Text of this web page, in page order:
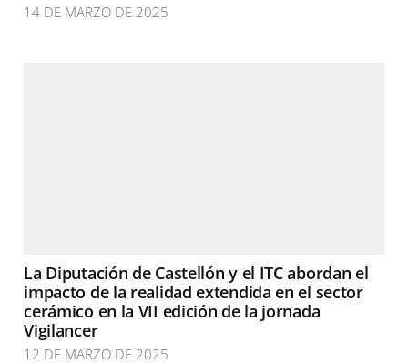
14 DE MARZO DE 2025
La Diputación de Castellón y el ITC abordan el
impacto de la realidad extendida en el sector
cerámico en la VII edición de la jornada
Vigilancer
12 DE MARZO DE 2025